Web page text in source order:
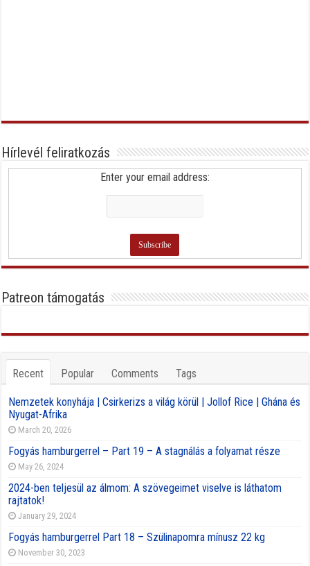
Hírlevél feliratkozás
Enter your email address:
Patreon támogatás
Recent Popular Comments Tags
Nemzetek konyhája | Csirkerizs a világ körül | Jollof Rice | Ghána és
Nyugat-Afrika
March 20, 2026
Fogyás hamburgerrel – Part 19 – A stagnálás a folyamat része
May 26, 2024
2024-ben teljesül az álmom: A szövegeimet viselve is láthatom
rajtatok!
January 29, 2024
Fogyás hamburgerrel Part 18 – Szülinapomra mínusz 22 kg
November 30, 2023